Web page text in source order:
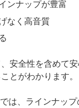
ンナップが豊富
なく高音質
安全性を含めて
とがわかります。
は、ラインナッ